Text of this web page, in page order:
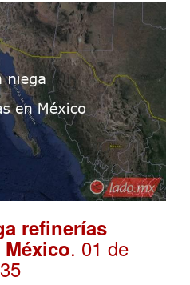
refinerías
. 01 de